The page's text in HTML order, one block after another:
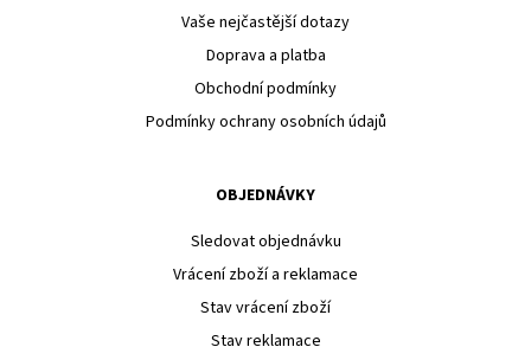
Vaše nejčastější dotazy
Doprava a platba
Obchodní podmínky
Podmínky ochrany osobních údajů
OBJEDNÁVKY
Sledovat objednávku
Vrácení zboží a reklamace
Stav vrácení zboží
Stav reklamace